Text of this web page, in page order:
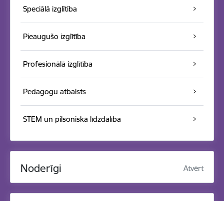
Speciālā izglītība
Pieaugušo izglītība
Profesionālā izglītība
Pedagogu atbalsts
STEM un pilsoniskā līdzdalība
Noderīgi Atvērt